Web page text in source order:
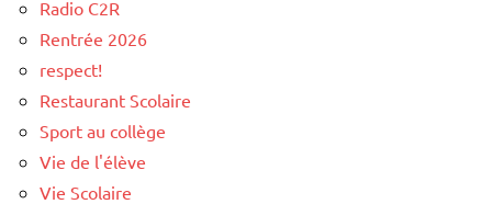
Radio C2R
Rentrée 2026
respect!
Restaurant Scolaire
Sport au collège
Vie de l'élève
Vie Scolaire